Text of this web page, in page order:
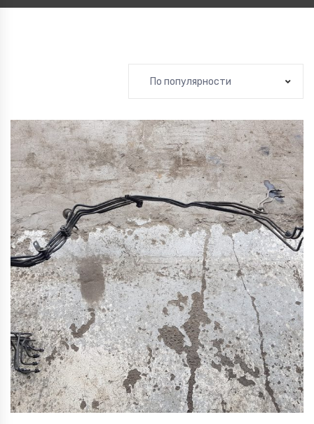
По популярности